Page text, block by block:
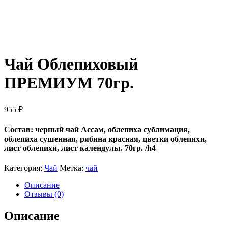
Чай Облепиховый
ПРЕМИУМ 70гр.
955 ₽
Состав: черный чай Ассам, облепиха сублимация,
облепиха сушенная, рябина красная, цветки облепихи,
лист облепихи, лист календулы. 70гр. /h4
Категория: Чай Метка: чай
Описание
Отзывы (0)
Описание